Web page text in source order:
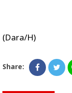
(Dara/H)
Share: